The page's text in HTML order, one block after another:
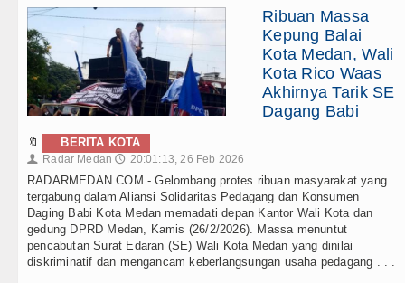
Ribuan Massa
Kepung Balai
Kota Medan, Wali
Kota Rico Waas
Akhirnya Tarik SE
Dagang Babi
🔖 BERITA KOTA
👤 Radar Medan 🕔 20:01:13, 26 Feb 2026
RADARMEDAN.COM - Gelombang protes ribuan masyarakat yang
tergabung dalam Aliansi Solidaritas Pedagang dan Konsumen
Daging Babi Kota Medan memadati depan Kantor Wali Kota dan
gedung DPRD Medan, Kamis (26/2/2026). Massa menuntut
pencabutan Surat Edaran (SE) Wali Kota Medan yang dinilai
diskriminatif dan mengancam keberlangsungan usaha pedagang . . .